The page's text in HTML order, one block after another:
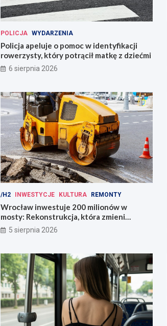
POLICJA WYDARZENIA
Policja apeluje o pomoc w identyfikacji
rowerzysty, który potrącił matkę z dziećmi
6 sierpnia 2026
/H2 INWESTYCJE KULTURA REMONTY
Wrocław inwestuje 200 milionów w
mosty: Rekonstrukcja, która zmieni
miasto!
5 sierpnia 2026